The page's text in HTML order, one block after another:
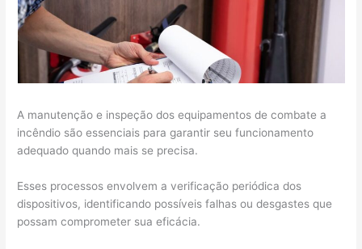
A manutenção e inspeção dos equipamentos de combate a
incêndio são essenciais para garantir seu funcionamento
adequado quando mais se precisa.
Esses processos envolvem a verificação periódica dos
dispositivos, identificando possíveis falhas ou desgastes que
possam comprometer sua eficácia.